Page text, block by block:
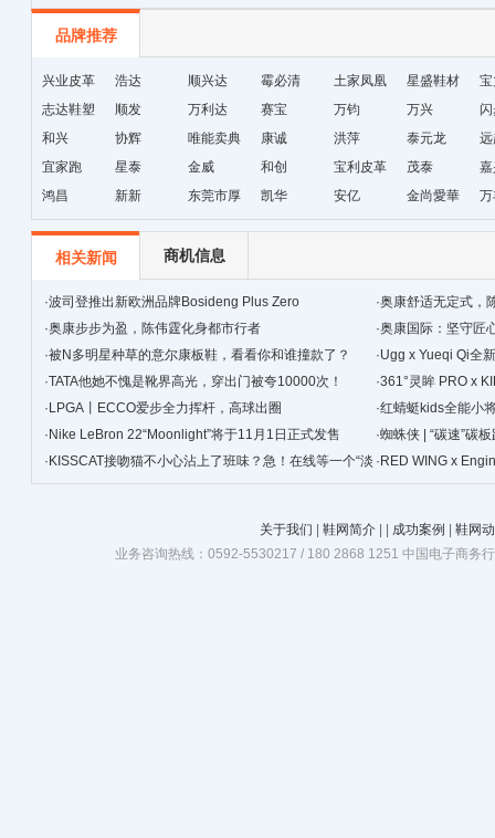
品牌推荐
兴业皮革 浩达 顺兴达 霉必清
土家凤凰
十字绣鞋
垫厂
星盛鞋材
志达鞋塑
顺发 万利达 赛宝 万钧 万兴
和兴
协辉 唯能卖典 康诚 洪萍 泰元龙
宜家跑
星泰 金威 和创 宝利皮革 茂泰
鸿昌
新新
东莞市厚
街天逸皮
革
凯华 安亿 金尚愛華
相关新闻 商机信息
·波司登推出新欧洲品牌Bosideng Plus Zero ·奥康舒适无定式，
·奥康步步为盈，陈伟霆化身都市行者 ·奥康国际：坚守匠
景
·被N多明星种草的意尔康板鞋，看看你和谁撞款了？ ·Ugg x Yueqi Qi全
·TATA他她不愧是靴界高光，穿出门被夸10000次！ ·361°灵眸 PRO x
跑鞋
· LPGA丨ECCO爱步全力挥杆，高球出圈 ·红蜻蜓kids全能小
· Nike LeBron 22“Moonlight”将于11月1日正式发售 ·蜘蛛侠 | “碳速”碳
· KISSCAT接吻猫不小心沾上了班味？急！在线等一个“淡
班精华”
· RED WING x
关于我们 鞋网简介 成功案例
鞋网
业务咨询热线：0592-5530217 / 180 2868 1251 中国电子商务